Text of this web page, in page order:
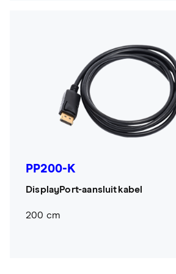
PP200-K
DisplayPort-aansluitkabel
200 cm